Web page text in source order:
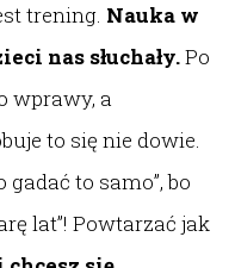
trening. Nauka w
nas słuchały.Po
wprawy, a
to się nie dowie.
to samo”, bo
lat”! Powtarzać jak